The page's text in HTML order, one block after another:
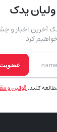
یدک
آخرین اخبار و
کرد
کنید.قوانین و